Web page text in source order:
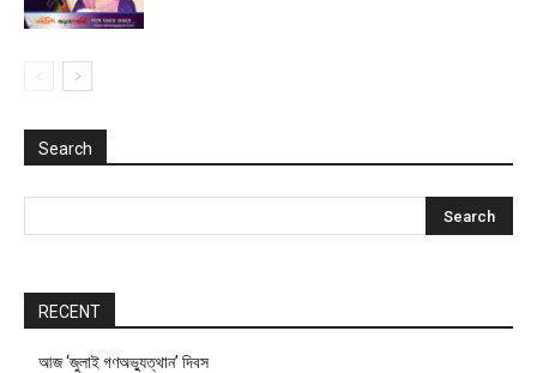
Search
RECENT
আজ ‘জুলাই গণঅভ্যুত্থান’ দিবস